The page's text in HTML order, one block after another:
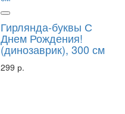
Гирлянда-буквы С
Днем Рождения!
(динозаврик), 300 см
299 р.